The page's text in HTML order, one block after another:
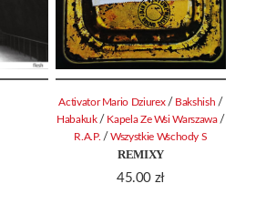
REMIXY
45.00 zł
Activator Mario Dziurex / Bakshish /
Habakuk / Kapela Ze Wsi Warszawa /
R.A.P. /Wszystkie Wschody S